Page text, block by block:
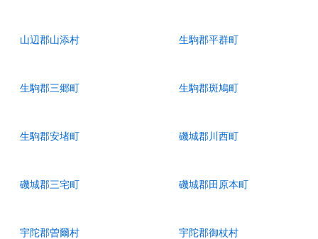
山辺郡山添村 生駒郡平群町
生駒郡三郷町 生駒郡斑鳩町
生駒郡安堵町 磯城郡川西町
磯城郡三宅町 磯城郡田原本町
宇陀郡曽爾村 宇陀郡御杖村